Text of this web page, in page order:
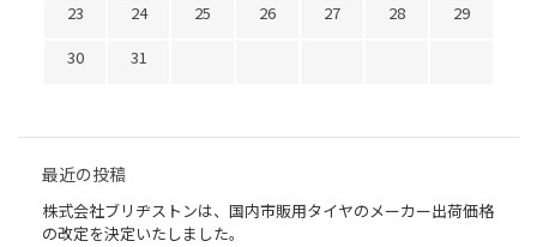
23
24 25 26 27 28
29
30
31
最近の投稿
株式会社ブリヂストンは、国内市販用タイヤのメーカー出荷価格
の改定を決定いたしました。